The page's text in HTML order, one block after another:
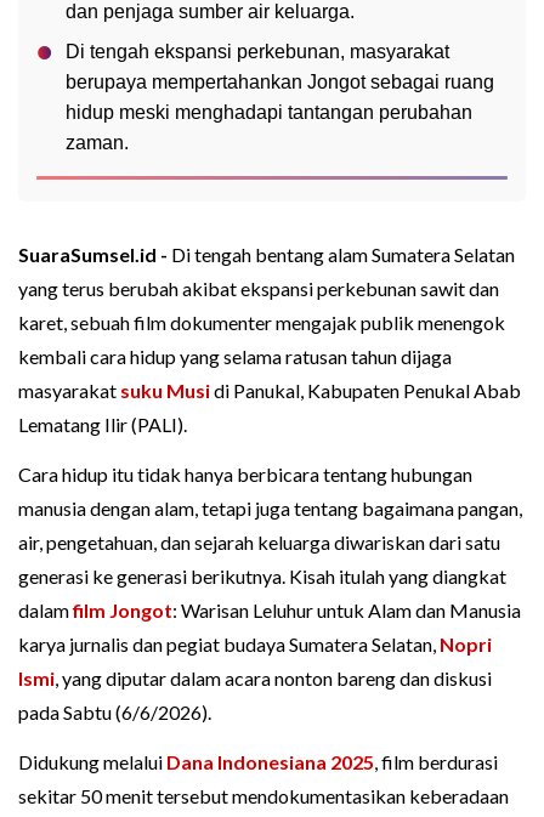
dan penjaga sumber air keluarga.
Di tengah ekspansi perkebunan, masyarakat
berupaya mempertahankan Jongot sebagai ruang
hidup meski menghadapi tantangan perubahan
zaman.
SuaraSumsel.id - Di tengah bentang alam Sumatera Selatan
yang terus berubah akibat ekspansi perkebunan sawit dan
karet, sebuah film dokumenter mengajak publik menengok
kembali cara hidup yang selama ratusan tahun dijaga
masyarakat suku Musidi Panukal, Kabupaten Penukal Abab
Lematang Ilir (PALI).
Cara hidup itu tidak hanya berbicara tentang hubungan
manusia dengan alam, tetapi juga tentang bagaimana pangan,
air, pengetahuan, dan sejarah keluarga diwariskan dari satu
generasi ke generasi berikutnya. Kisah itulah yang diangkat
dalamfilm Jongot: Warisan Leluhur untuk Alam dan Manusia
karya jurnalis dan pegiat budaya Sumatera Selatan, Nopri
Ismi, yang diputar dalam acara nonton bareng dan diskusi
pada Sabtu (6/6/2026).
Didukung melalui Dana Indonesiana 2025, film berdurasi
sekitar 50 menit tersebut mendokumentasikan keberadaan